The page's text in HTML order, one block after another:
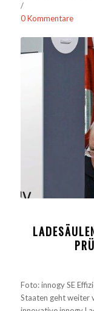
/
0 Kommentare
Foto: innogy SE
Staaten geht weiter